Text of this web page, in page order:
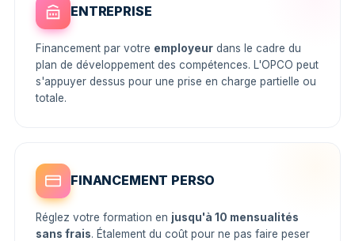
ENTREPRISE
Financement par votre employeur dans le cadre du
plan de développement des compétences. L'OPCO peut
s'appuyer dessus pour une prise en charge partielle ou
totale.
FINANCEMENT PERSO
Réglez votre formation en jusqu'à 10 mensualités
sans frais. Étalement du coût pour ne pas faire peser